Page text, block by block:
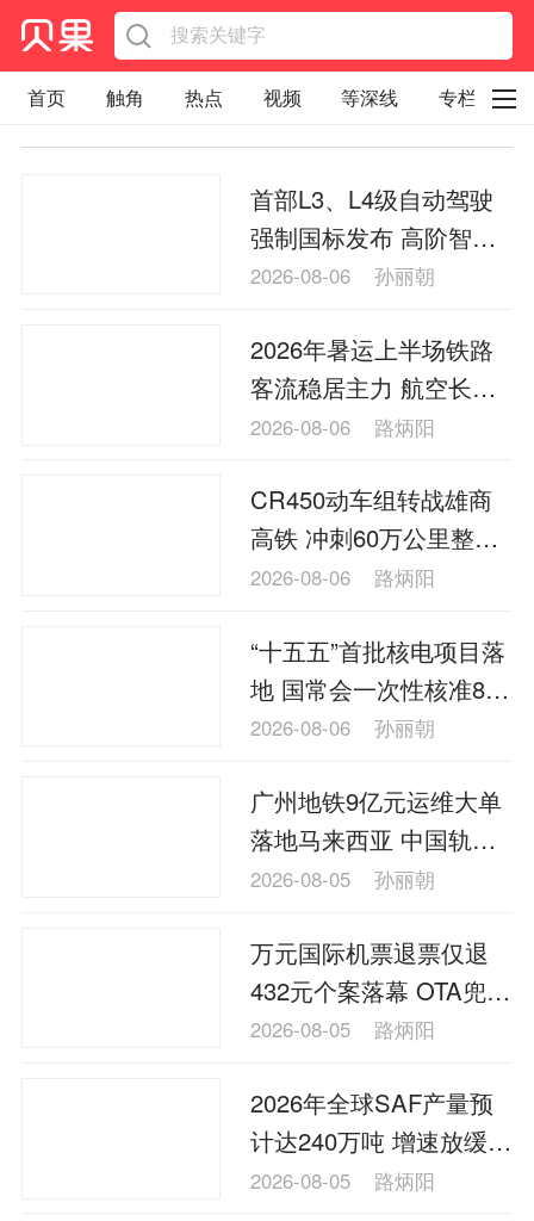
首页 触角 热点 视频 等深线 专栏
商学院
报纸视频
经济史话
事件
要闻
体育 消费
银行
图说
品牌活动
首部L3、L4级自动驾驶
强制国标发布 高阶智驾
迎来“安全硬约束”
2026-08-06 孙丽朝
2026年暑运上半场铁路
客流稳居主力 航空长途
跨境承压
2026-08-06 路炳阳
CR450动车组转战雄商
高铁 冲刺60万公里整车
耐久运用考核
2026-08-06 路炳阳
“十五五”首批核电项目落
地 国常会一次性核准8台
核电机组
2026-08-06 孙丽朝
广州地铁9亿元运维大单
落地马来西亚 中国轨交
服务东盟实现历史性突
2026-08-05 孙丽朝
万元国际机票退票仅退
432元个案落幕 OTA兜底
难改国际运价底层规则
2026-08-05 路炳阳
2026年全球SAF产量预
计达240万吨 增速放缓倒
逼机场端加速基础设施
2026-08-05 路炳阳